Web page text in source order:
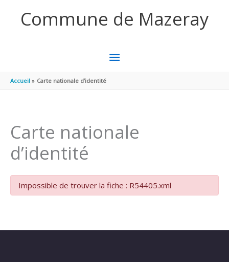
Commune de Mazeray
MENU
Accueil Carte nationale d’identité
Carte nationale
d’identité
Impossible de trouver la fiche : R54405.xml